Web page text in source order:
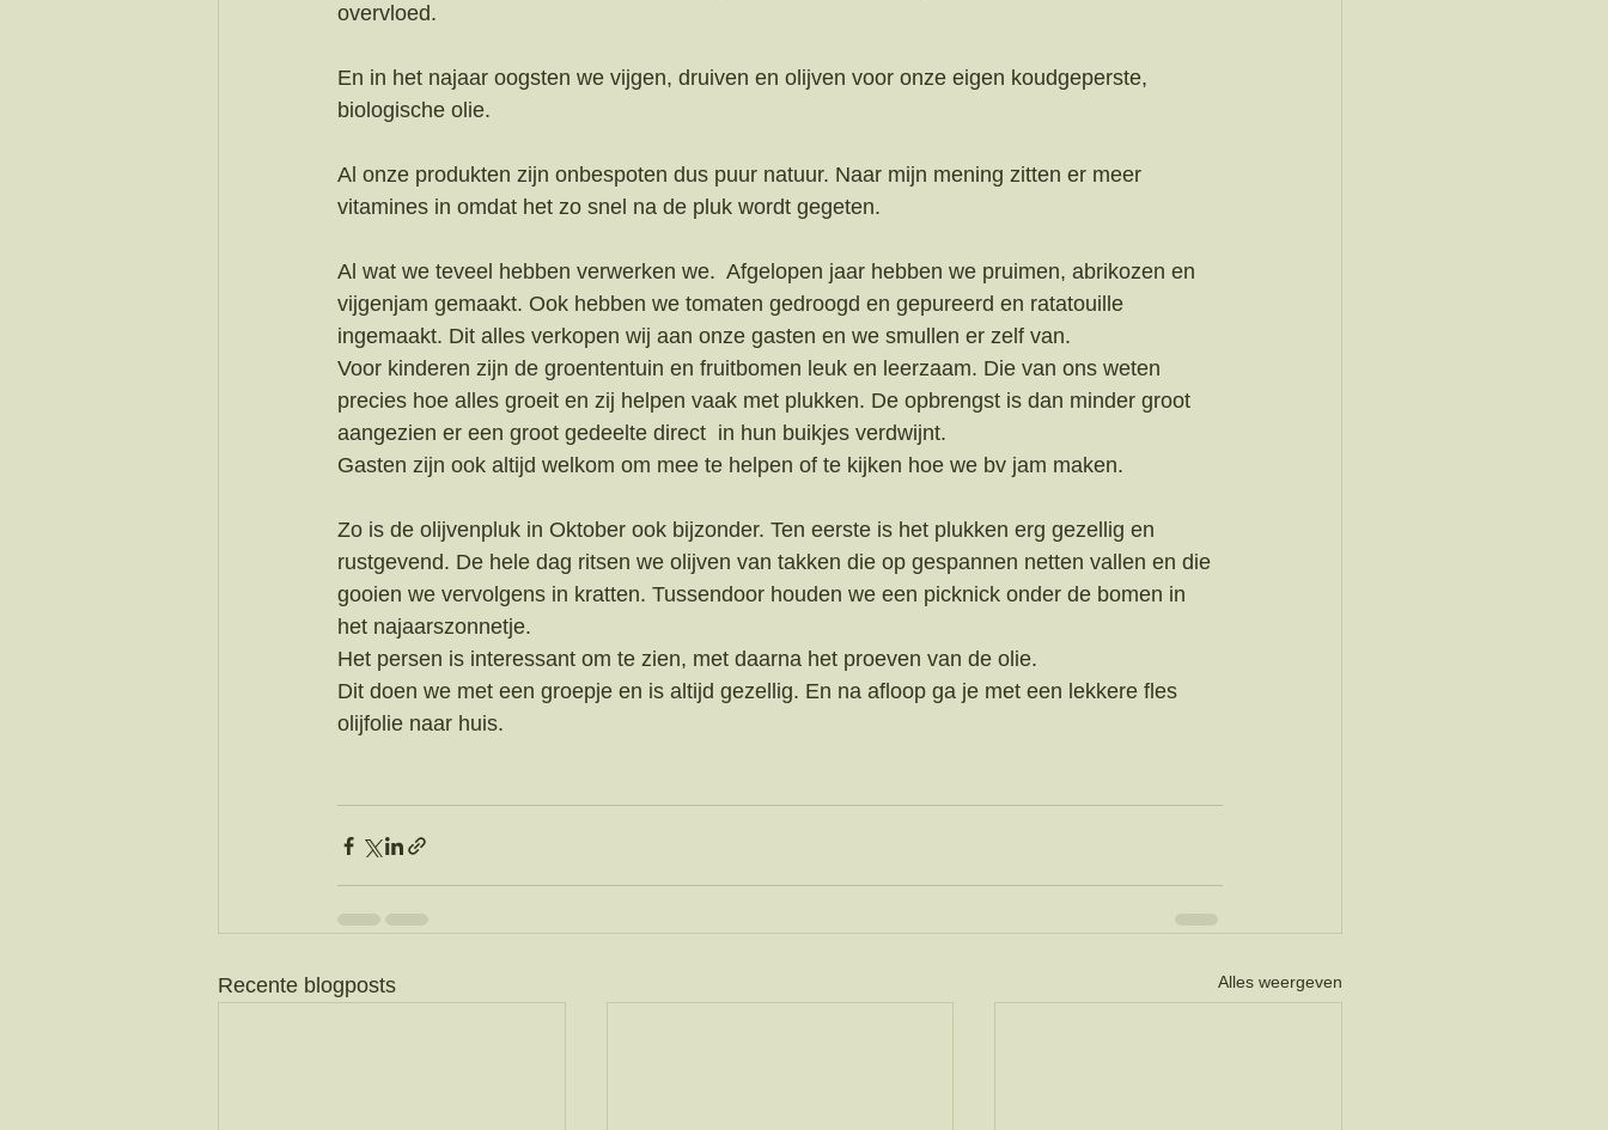
overvloed.
En in het najaar oogsten we vijgen, druiven en olijven voor onze eigen koudgeperste,
biologische olie.
Al onze produkten zijn onbespoten dus puur natuur. Naar mijn mening zitten er meer
vitamines in omdat het zo snel na de pluk wordt gegeten.
Al wat we teveel hebben verwerken we.  Afgelopen jaar hebben we pruimen, abrikozen en
vijgenjam gemaakt. Ook hebben we tomaten gedroogd en gepureerd en ratatouille
ingemaakt. Dit alles verkopen wij aan onze gasten en we smullen er zelf van.
Voor kinderen zijn de groententuin en fruitbomen leuk en leerzaam. Die van ons weten
precies hoe alles groeit en zij helpen vaak met plukken. De opbrengst is dan minder groot
aangezien er een groot gedeelte direct  in hun buikjes verdwijnt.
Gasten zijn ook altijd welkom om mee te helpen of te kijken hoe we bv jam maken.
Zo is de olijvenpluk in Oktober ook bijzonder. Ten eerste is het plukken erg gezellig en
rustgevend. De hele dag ritsen we olijven van takken die op gespannen netten vallen en die
gooien we vervolgens in kratten. Tussendoor houden we een picknick onder de bomen in
het najaarszonnetje.
Het persen is interessant om te zien, met daarna het proeven van de olie.
Dit doen we met een groepje en is altijd gezellig. En na afloop ga je met een lekkere fles
olijfolie naar huis.
Recente blogposts Alles weergeven